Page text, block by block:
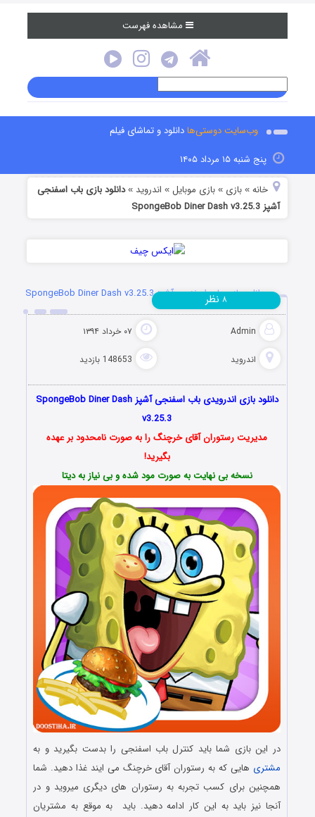
مشاهده فهرست
وب‌سایت دوستی‌هادانلود و تماشای فیلم
پنج شنبه ۱۵ مرداد ۱۴۰۵
خانه »بازی »بازی موبایل » اندروید »دانلود بازی باب اسفنجی
آشپز SpongeBob Diner Dash v3.25.3
دانلود بازی باب اسفنجی آشپز SpongeBob Diner Dash v3.25.3
Admin ۰۷ خرداد ۱۳۹۴
اندروید 148653 بازدید
۸ نظر
دانلود بازی اندرویدی باب اسفنجی آشپز SpongeBob Diner Dash
v3.25.3
مدیریت رستوران آقای خرچنگ را به صورت نامحدود بر عهده
بگیرید!
نسخه بی نهایت به صورت مود شده و بی نیاز به دیتا
در این بازی شما باید کنترل باب اسفنجی را بدست بگیرید و به
مشتری هایی که به رستوران آقای خرچنگ می ایند غذا دهید. شما
همچنین برای کسب تجربه به رستوران های دیگری میروید و در
آنجا نیز باید به این کار ادامه دهید. باید به موقع به مشتریان